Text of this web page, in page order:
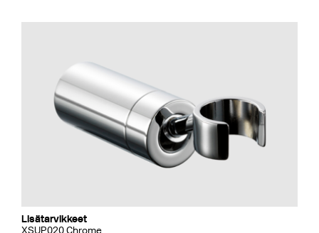
Lisätarvikkeet
XSUP020 Chrome